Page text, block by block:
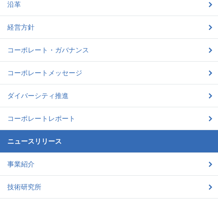
沿革
経営方針
コーポレート・ガバナンス
コーポレートメッセージ
ダイバーシティ推進
コーポレートレポート
ニュースリリース
事業紹介
技術研究所